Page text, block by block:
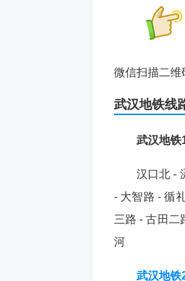
微信扫描二维
武汉地铁线
武汉地铁
汉口北 -
- 大智路 - 循
三路 - 古田二
河
武汉地铁